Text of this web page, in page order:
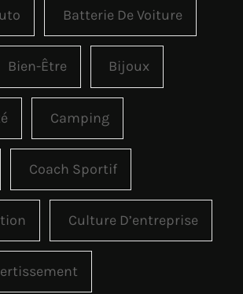
Batterie De Voiture
Bien-Être Bijoux
Camping
Coach Sportif
Culture D’entreprise